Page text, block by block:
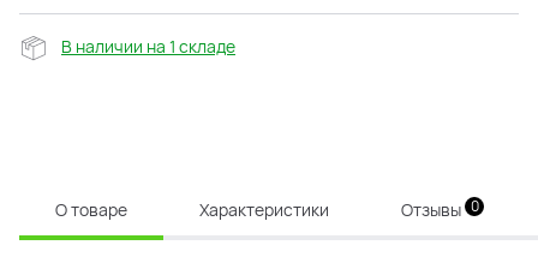
В наличии на 1 складе
О товаре Характеристики Отзывы 0